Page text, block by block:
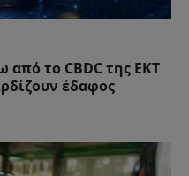
το CBDC της ΕΚΤ
έδαφος